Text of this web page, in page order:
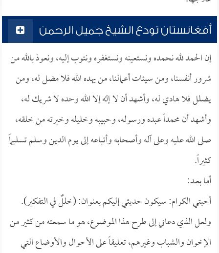
أفغانستان تودع الشيخ جميل الرحمن
إن الحمد لله نحمده ونستعينه ونستغفره ونتوب إليه، ونعوذ بالله من
شرور أنفسنا، ومن سيئات أعمالنا، من يهده الله فلا مضل له، ومن
يضلل فلا هادي له، وأشهد أن لا إله إلا الله وحده لا شريك له،
وأشهد أن محمداً عبده ورسوله، وحبيبه وخليله وخيرته من خلقه،
صلى الله عليه وعلى آله وأصحابه وأتباعه إلى يوم الدين وسلم تسليماً
كثيراً.
أما بعــد:
أحبتي الكرام: سيكون حديثي إليكم بعنوان: (خللٌ في التفكير).
ولعل الذي دعاني إلى طرح هذا الموضوع، هو ما سمعته من كثير من
الإخوان والشباب وغيرهم، تعليقاً على الأحوال والأوضاع التي